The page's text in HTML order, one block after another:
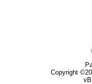
Copyright